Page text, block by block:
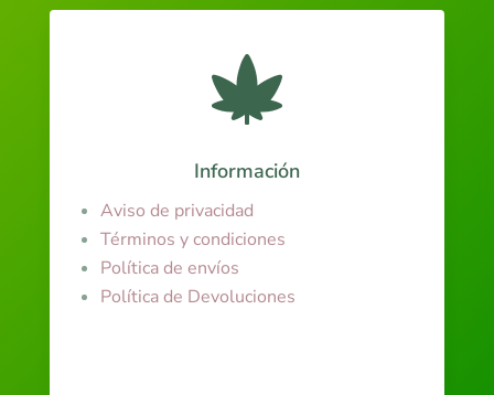

Información
Aviso de privacidad
Términos y condiciones
Política de envíos
Política de Devoluciones